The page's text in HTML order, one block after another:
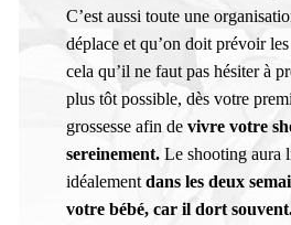
C’est aussi toute une
déplace et qu’on doit prévoir
cela qu’il ne faut pas hésiter à
plus tôt possible, dès votre
grossesse afin de vivre votre
sereinement. Le shooting aura
idéalementdans les deux
votre bébé, car il dort